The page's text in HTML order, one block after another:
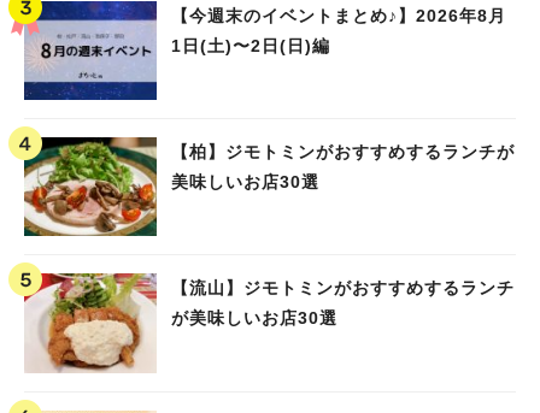
【今週末のイベントまとめ♪】2026年8月
1日(土)〜2日(日)編
【柏】ジモトミンがおすすめするランチが
美味しいお店30選
【流山】ジモトミンがおすすめするランチ
が美味しいお店30選